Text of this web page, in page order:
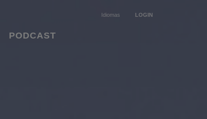
Idiomas LOGIN
PODCAST